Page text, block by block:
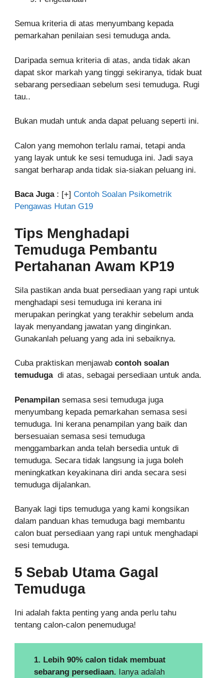
Semua kriteria di atas menyumbang kepada
pemarkahan penilaian sesi temuduga anda.
Daripada semua kriteria di atas, anda tidak akan
dapat skor markah yang tinggi sekiranya, tidak buat
sebarang persediaan sebelum sesi temuduga. Rugi
tau..
Bukan mudah untuk anda dapat peluang seperti ini.
Calon yang memohon terlalu ramai, tetapi anda
yang layak untuk ke sesi temuduga ini. Jadi saya
sangat berharap anda tidak sia-siakan peluang ini.
Baca Juga: [+] Contoh Soalan Psikometrik
Pengawas Hutan G19
Tips Menghadapi
Temuduga Pembantu
Pertahanan Awam KP19
Sila pastikan anda buat persediaan yang rapi untuk
menghadapi sesi temuduga ini kerana ini
merupakan peringkat yang terakhir sebelum anda
layak menyandang jawatan yang dinginkan.
Gunakanlah peluang yang ada ini sebaiknya.
Cuba praktiskan menjawab contoh soalan
temudugadi atas, sebagai persediaan untuk anda.
Penampilan semasa sesi temuduga juga
menyumbang kepada pemarkahan semasa sesi
temuduga. Ini kerana penampilan yang baik dan
bersesuaian semasa sesi temuduga
menggambarkan anda telah bersedia untuk di
temuduga. Secara tidak langsung ia juga boleh
meningkatkan keyakinana diri anda secara sesi
temuduga dijalankan.
Banyak lagi tips temuduga yang kami kongsikan
dalam panduan khas temuduga bagi membantu
calon buat persediaan yang rapi untuk menghadapi
sesi temuduga.
5 Sebab Utama Gagal
Temuduga
Ini adalah fakta penting yang anda perlu tahu
tentang calon-calon penemuduga!
1. Lebih 90% calon tidak membuat
sebarang persediaan. Ianya adalah